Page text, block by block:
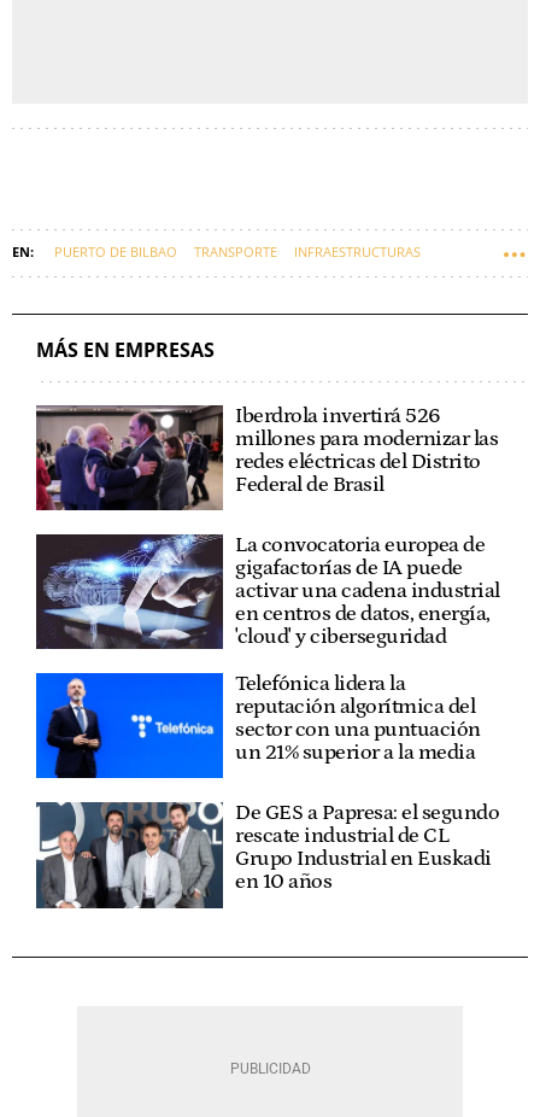
PUERTO DE BILBAO TRANSPORTE INFRAESTRUCTURAS
MÁS EN EMPRESAS
Iberdrola invertirá 526
millones para modernizar las
redes eléctricas del Distrito
Federal de Brasil
La convocatoria europea de
gigafactorías de IA puede
activar una cadena industrial
en centros de datos, energía,
'cloud' y ciberseguridad
Telefónica lidera la
reputación algorítmica del
sector con una puntuación
un 21% superior a la media
De GES a Papresa: el segundo
rescate industrial de CL
Grupo Industrial en Euskadi
en 10 años